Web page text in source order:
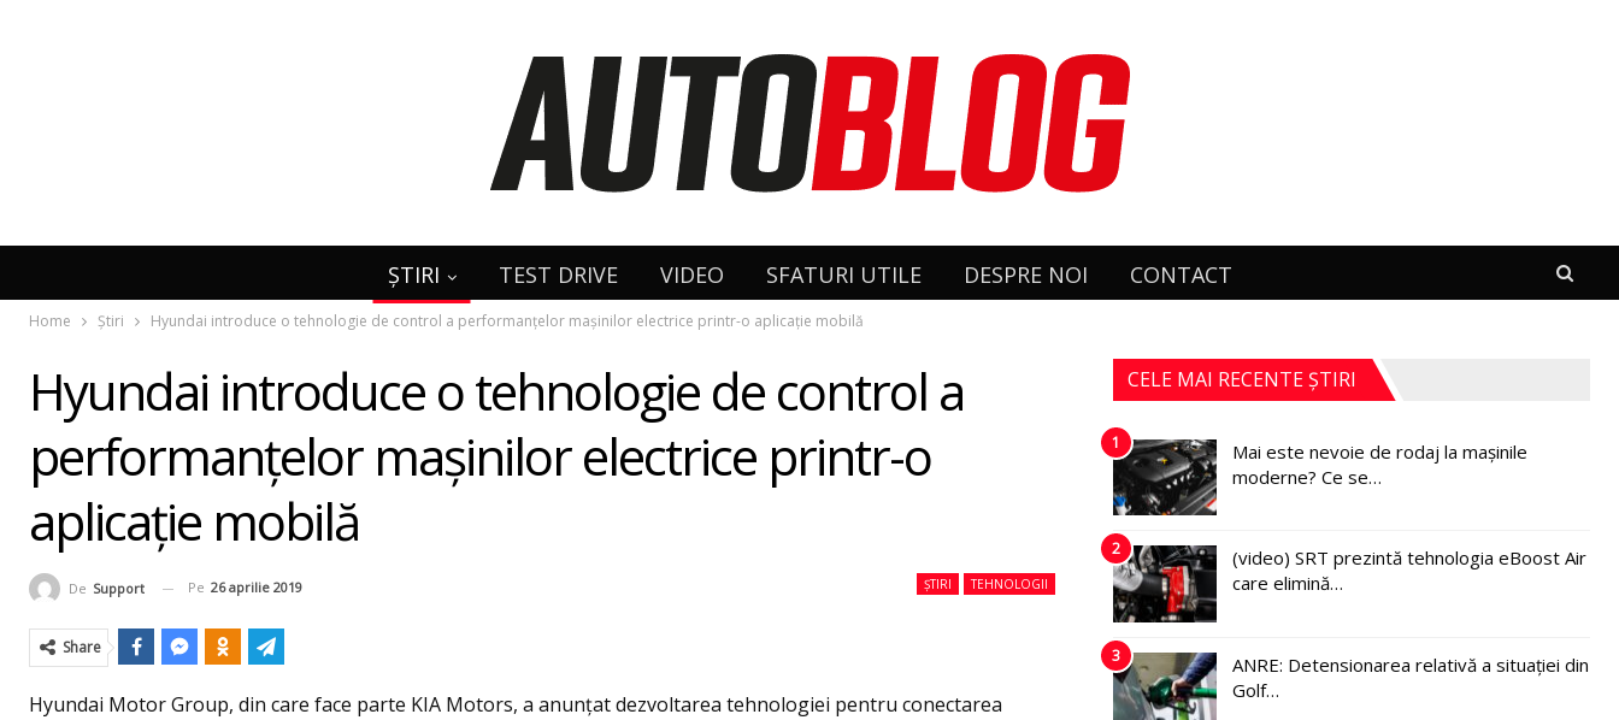
ȘTIRI TEST DRIVE VIDEO SFATURI UTILE DESPRE NOI CONTACT
Home Știri Hyundai introduce o tehnologie de control a performanţelor maşinilor electrice printr-o aplicaţie mobilă
Hyundai introduce o tehnologie de control a
performanţelor maşinilor electrice printr-o
aplicaţie mobilă
ȘTIRI TEHNOLOGII
De Support Pe 26 aprilie 2019
Share
Hyundai Motor Group, din care face parte KIA Motors, a anunțat dezvoltarea tehnologiei pentru conectarea
CELE MAI RECENTE ȘTIRI
1
Mai este nevoie de rodaj la mașinile
moderne? Ce se…
2
(video) SRT prezintă tehnologia eBoost Air
care elimină…
3
ANRE: Detensionarea relativă a situației din
Golf…